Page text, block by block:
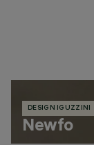
DESIGN IGUZZINI
Newfo